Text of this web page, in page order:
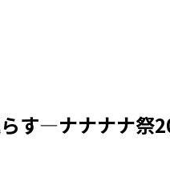
す—ナナナナ祭